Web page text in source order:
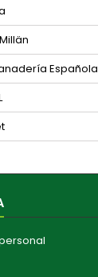
Española